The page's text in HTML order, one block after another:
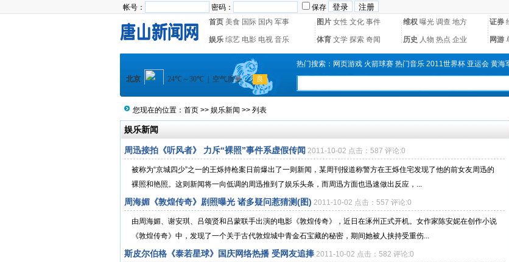
帐号： 密码： 保存
首页 美食 国际 国内 军事 图片 女性 文化 事件 维权 曝光 调查 地方 证券
娱乐 综艺 电影 电视 音乐 体育 文学 探索 奇闻 历史 人物 热点 企业 网游
热门搜索： 网页游戏 火箭球赛 热门音乐 2011世界杯 亚运会 黄海
您现在的位置： 首页 >> 娱乐新闻 >> 列表
娱乐新闻
周迅接拍《听风者》 力斥“裸照”事件系虚假传闻 2011-10-02 点击：587 评论:0
被称为“京城四少”之一的王烁持枪案日前爆出了一则新闻，某周刊报道称警方在王烁住宅发现了他的前女友周迅的
裸照和艳照。这则新闻将一向低调的周迅推到了娱乐头条，而周迅方面也迅速做出反应，...
周海媚《敦煌传奇》剧照曝光 诸多疑问惹猜测(图) 2011-10-02 点击：557 评论:0
由周海媚、谢安琪、吕颂贤和吕蒙联手出演的电影《敦煌传奇》，近日在涿州正式开机。女作家陈安妮在创作小说
《敦煌传奇》中，发现了一个关于古代敦煌城中青金石宝藏的秘密，期间她被人挟持受重伤...
斯皮尔伯格《泰若星球》国庆网络热播 受网友追捧 2011-10-02 点击：582 评论:0